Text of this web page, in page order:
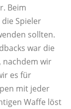
Beim
Spieler
sollten.
war die
nachdem wir
es für
mit jeder
Waffe löst